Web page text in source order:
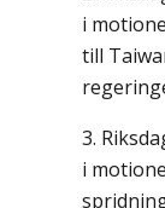
i
till
i